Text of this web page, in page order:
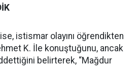
istismar olayını öğrendikten
K. İle konuştuğunu, ancak
belirterek, “Mağdur